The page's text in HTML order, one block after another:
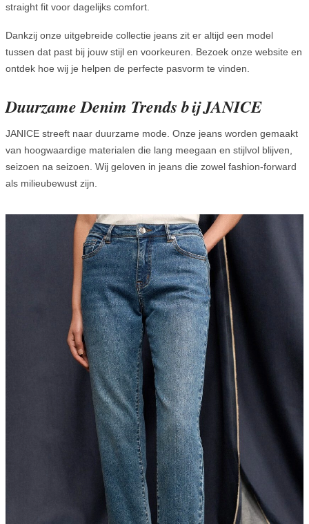
straight fit voor dagelijks comfort.
Dankzij onze uitgebreide collectie jeans zit er altijd een model
tussen dat past bij jouw stijl en voorkeuren. Bezoek onze website en
ontdek hoe wij je helpen de perfecte pasvorm te vinden.
Duurzame Denim Trends bij JANICE
JANICE streeft naar duurzame mode. Onze jeans worden gemaakt
van hoogwaardige materialen die lang meegaan en stijlvol blijven,
seizoen na seizoen. Wij geloven in jeans die zowel fashion-forward
als milieubewust zijn.